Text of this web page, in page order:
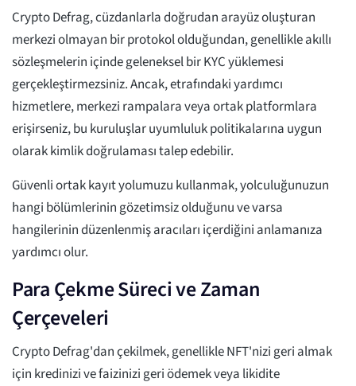
Crypto Defrag, cüzdanlarla doğrudan arayüz oluşturan
merkezi olmayan bir protokol olduğundan, genellikle akıllı
sözleşmelerin içinde geleneksel bir KYC yüklemesi
gerçekleştirmezsiniz. Ancak, etrafındaki yardımcı
hizmetlere, merkezi rampalara veya ortak platformlara
erişirseniz, bu kuruluşlar uyumluluk politikalarına uygun
olarak kimlik doğrulaması talep edebilir.
Güvenli ortak kayıt yolumuzu kullanmak, yolculuğunuzun
hangi bölümlerinin gözetimsiz olduğunu ve varsa
hangilerinin düzenlenmiş aracıları içerdiğini anlamanıza
yardımcı olur.
Para Çekme Süreci ve Zaman
Çerçeveleri
Crypto Defrag'dan çekilmek, genellikle NFT'nizi geri almak
için kredinizi ve faizinizi geri ödemek veya likidite